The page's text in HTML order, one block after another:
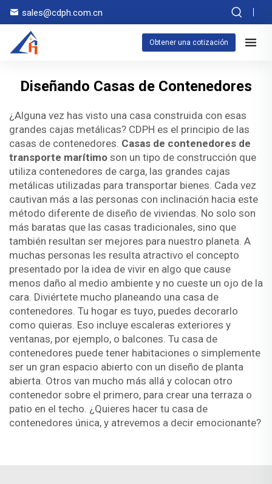
sales@cdph.com.cn
Obtener una cotización
Diseñando Casas de Contenedores
¿Alguna vez has visto una casa construida con esas
grandes cajas metálicas? CDPH es el principio de las
casas de contenedores. Casas de contenedores de
transporte marítimo son un tipo de construcción que
utiliza contenedores de carga, las grandes cajas
metálicas utilizadas para transportar bienes. Cada vez
cautivan más a las personas con inclinación hacia este
método diferente de diseño de viviendas. No solo son
más baratas que las casas tradicionales, sino que
también resultan ser mejores para nuestro planeta. A
muchas personas les resulta atractivo el concepto
presentado por la idea de vivir en algo que cause
menos daño al medio ambiente y no cueste un ojo de la
cara. Diviértete mucho planeando una casa de
contenedores. Tu hogar es tuyo, puedes decorarlo
como quieras. Eso incluye escaleras exteriores y
ventanas, por ejemplo, o balcones. Tu casa de
contenedores puede tener habitaciones o simplemente
ser un gran espacio abierto con un diseño de planta
abierta. Otros van mucho más allá y colocan otro
contenedor sobre el primero, para crear una terraza o
patio en el techo. ¿Quieres hacer tu casa de
contenedores única, y atrevemos a decir emocionante?